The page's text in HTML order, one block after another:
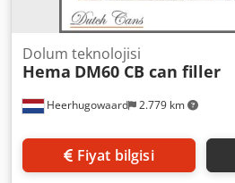
Heerhugowaard 2.779 km
Dolum teknolojisi
Hema DM60 CB can filler
Fiyat bilgisi